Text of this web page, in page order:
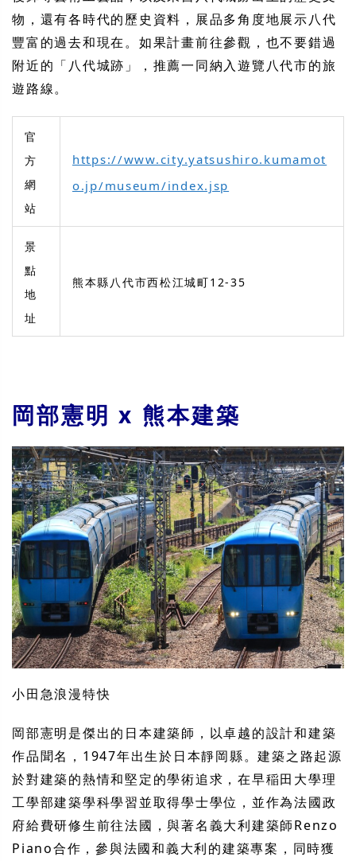
物，還有各時代的歷史資料，展品多角度地展示八代
豐富的過去和現在。如果計畫前往參觀，也不要錯過
附近的「八代城跡」，推薦一同納入遊覽八代市的旅
遊路線。
官
方
網
站
https://www.city.yatsushiro.kumamot
o.jp/museum/index.jsp
景
點
地
址
熊本縣八代市西松江城町12-35
岡部憲明 x 熊本建築
小田急浪漫特快
岡部憲明是傑出的日本建築師，以卓越的設計和建築
作品聞名，1947年出生於日本靜岡縣。建築之路起源
於對建築的熱情和堅定的學術追求，在早稲田大學理
工學部建築學科學習並取得學士學位，並作為法國政
府給費研修生前往法國，與著名義大利建築師Renzo
Piano合作，參與法國和義大利的建築專案，同時獲